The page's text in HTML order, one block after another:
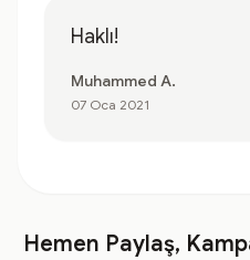
Haklı!
Muhammed A.
07 Oca 2021
Hemen Paylaş,